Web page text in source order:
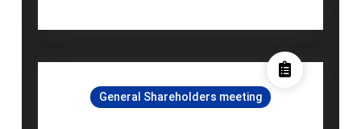
ORDINARA
EXTRAORDINARIA
General Shareholders meeting